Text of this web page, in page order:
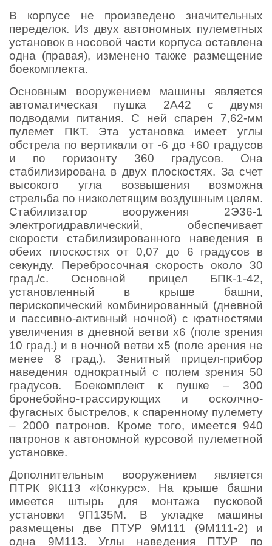
В корпусе не произведено значительных
переделок. Из двух автономных пулеметных
установок в носовой части корпуса оставлена
одна (правая), изменено также размещение
боекомплекта.
Основным вооружением машины является
автоматическая пушка 2А42 с двумя
подводами питания. С ней спарен 7,62-мм
пулемет ПКТ. Эта установка имеет углы
обстрела по вертикали от -6 до +60 градусов
и по горизонту 360 градусов. Она
стабилизирована в двух плоскостях. За счет
высокого угла возвышения возможна
стрельба по низколетящим воздушным целям.
Стабилизатор вооружения 2Э36-1
электрогидравлический, обеспечивает
скорости стабилизированного наведения в
обеих плоскостях от 0,07 до 6 градусов в
секунду. Перебросочная скорость около 30
град./с. Основной прицел БПК-1-42,
установленный в крыше башни,
перископический комбинированный (дневной
и пассивно-активный ночной) с кратностями
увеличения в дневной ветви х6 (поле зрения
10 град.) и в ночной ветви х5 (поле зрения не
менее 8 град.). Зенитный прицел-прибор
наведения однократный с полем зрения 50
градусов. Боекомплект к пушке – 300
бронебойно-трассирующих и осколчно-
фугасных быстрелов, к спаренному пулемету
– 2000 патронов. Кроме того, имеется 940
патронов к автономной курсовой пулеметной
установке.
Дополнительным вооружением является
ПТРК 9К113 «Конкурс». На крыше башни
имеется штырь для монтажа пусковой
установки 9П135М. В укладке машины
размещены две ПТУР 9М111 (9М111-2) и
одна 9М113. Углы наведения ПТУР по